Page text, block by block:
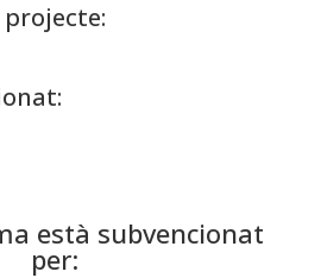
està subvencionat
per: